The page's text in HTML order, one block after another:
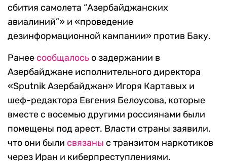
сбития самолета “Азербайджанских
авиалиний”» и «проведение
дезинформационной кампании» против Баку.
Ранее сообщалось о задержании в
Азербайджане исполнительного директора
«Sputnik Азербайджан» Игоря Картавых и
шеф-редактора Евгения Белоусова, которые
вместе с восемью другими россиянами были
помещены под арест. Власти страны заявили,
что они были связаны с транзитом наркотиков
через Иран и киберпреступлениями.